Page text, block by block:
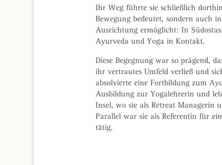
Ihr Weg führte sie schließlich
Bewegung bedeutet, sondern auch
Ausrichtung ermöglicht: In
Ayurveda und Yoga in Kontakt.
Diese Begegnung war so prägend,
ihr vertrautes Umfeld verließ und
absolvierte eine Fortbildung zum
Ausbildung zur Yogalehrerin und
Insel, wo sie als Retreat Managerin
Parallel war sie als Referentin für
tätig.